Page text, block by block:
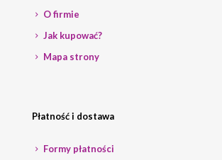
O firmie
Jak kupować?
Mapa strony
Płatność i dostawa
Formy płatności